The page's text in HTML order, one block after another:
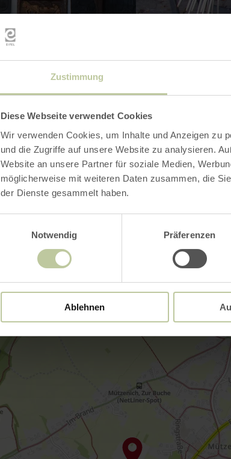
Zustimmung
Diese Webseite verwendet Cookies
Wir verwenden Cookies, um Inhalte und Anzeigen zu
und die Zugriffe auf unsere Website zu analysieren.
Website an unsere Partner für soziale Medien,
möglicherweise mit weiteren Daten zusammen, die
der Dienste gesammelt haben.
Notwendig
Präferenzen
Ablehnen